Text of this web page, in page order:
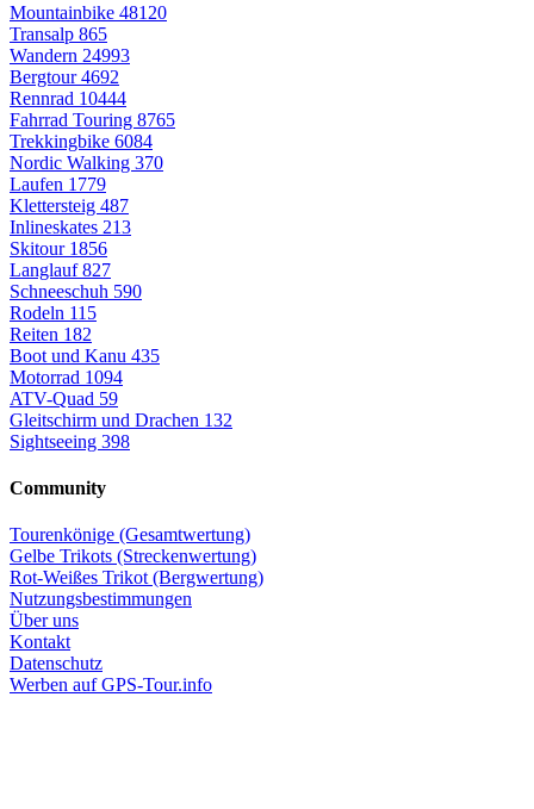
Mountainbike 48120
Transalp 865
Wandern 24993
Bergtour4692
Rennrad 10444
Fahrrad Touring 8765
Trekkingbike 6084
Nordic Walking 370
Laufen 1779
Klettersteig 487
Inlineskates 213
Skitour 1856
Langlauf827
Schneeschuh 590
Rodeln 115
Reiten 182
Boot und Kanu 435
Motorrad 1094
ATV-Quad 59
Gleitschirm und Drachen 132
Sightseeing 398
Community
Tourenkönige (Gesamtwertung)
Gelbe Trikots (Streckenwertung)
Rot-Weißes Trikot (Bergwertung)
Nutzungsbestimmungen
Über uns
Kontakt
Datenschutz
Werben auf GPS-Tour.info